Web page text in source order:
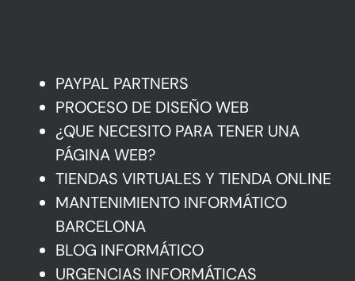
PAYPAL PARTNERS
PROCESO DE DISEÑO WEB
¿QUE NECESITO PARA TENER UNA
PÁGINA WEB?
TIENDAS VIRTUALES Y TIENDA ONLINE
MANTENIMIENTO INFORMÁTICO
BARCELONA
BLOG INFORMÁTICO
URGENCIAS INFORMÁTICAS